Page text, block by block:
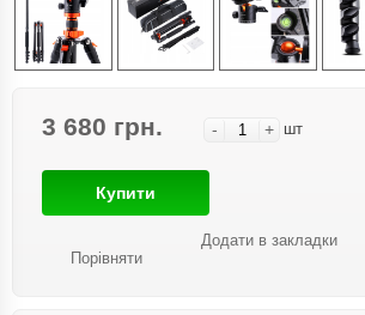
3 680 грн. - + шт
Купити
Порівняти
Додати в закладки